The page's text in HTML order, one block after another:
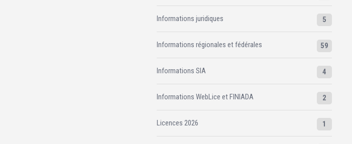
Informations juridiques 5
Informations régionales et fédérales 59
Informations SIA 4
Informations WebLice et FINIADA 2
Licences 2026 1